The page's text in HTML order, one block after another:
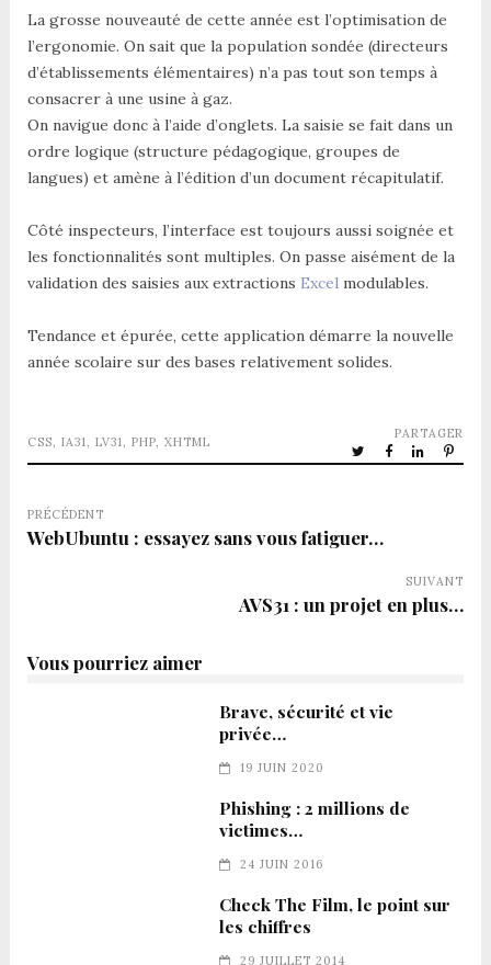
La grosse nouveauté de cette année est l’optimisation de
l’ergonomie. On sait que la population sondée (directeurs
d’établissements élémentaires) n’a pas tout son temps à
consacrer à une usine à gaz.
On navigue donc à l’aide d’onglets. La saisie se fait dans un
ordre logique (structure pédagogique, groupes de
langues) et amène à l’édition d’un document récapitulatif.
Côté inspecteurs, l’interface est toujours aussi soignée et
les fonctionnalités sont multiples. On passe aisément de la
validation des saisies aux extractions Excelmodulables.
Tendance et épurée, cette application démarre la nouvelle
année scolaire sur des bases relativement solides.
CSS, IA31, LV31, PHP, XHTML
PARTAGER
PRÉCÉDENT
WebUbuntu : essayez sans vous fatiguer…
SUIVANT
AVS31 : un projet en plus…
Vous pourriez aimer
Brave, sécurité et vie
privée…
19 JUIN 2020
Phishing : 2 millions de
victimes…
24 JUIN 2016
Check The Film, le point sur
les chiffres
29 JUILLET 2014